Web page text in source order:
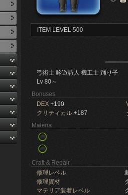
ITEM LEVEL 500
弓術士 吟遊詩人 機工士 踊り子
Lv 80～
Bonuses
DEX +190
クリティカル +187
Materia
Craft & Repair
修理レベル
修理資材
マテリア装着レベル